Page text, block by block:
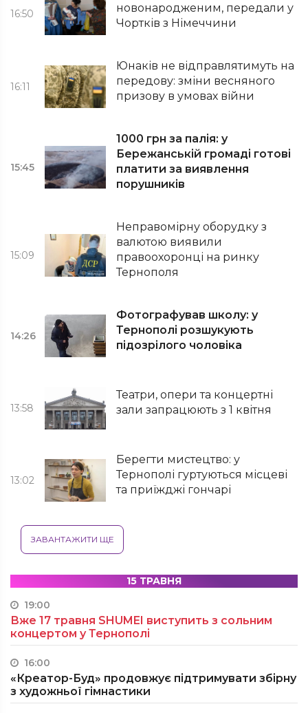
16:50
новонародженим, передали у
Чортків з Німеччини
16:11
Юнаків не відправлятимуть на
передову: зміни весняного
призову в умовах війни
15:45
1000 грн за палія: у
Бережанській громаді готові
платити за виявлення
порушників
15:09
Неправомірну оборудку з
валютою виявили
правоохоронці на ринку
Тернополя
14:26
Фотографував школу: у
Тернополі розшукують
підозрілого чоловіка
13:58
Театри, опери та концертні
зали запрацюють з 1 квітня
13:02
Берегти мистецтво: у
Тернополі гуртуються місцеві
та приїжджі гончарі
ЗАВАНТАЖИТИ ЩЕ
15 ТРАВНЯ
19:00
Вже 17 травня SHUMEI виступить з сольним
концертом у Тернополі
16:00
«Креатор-Буд» продовжує підтримувати збірну
з художньої гімнастики